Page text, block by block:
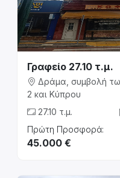
Γραφείο 27.10 τ.μ.
Δράμα, συμβολή
2 και Κύπρου
27.10 τ.μ.
Πρώτη Προσφορά:
45.000 €